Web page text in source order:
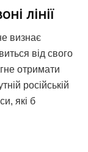
лінії
визнає
від свого
отримати
російській
які б